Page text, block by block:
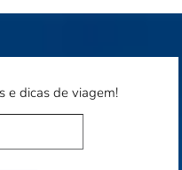
e dicas de viagem!